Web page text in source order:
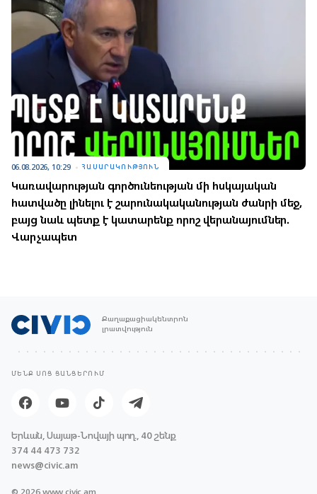
06.08.2026, 10:29 ՀԱՍԱՐԱԿՈՒԹՅՈՒՆ
Կառավարության գործունեության մի հսկայական
հատվածը լինելու է շարունակականության ժանրի մեջ,
բայց նաև պետք է կատարենք որոշ վերանայումներ.
Վարչապետ
Քաղաքացիակենտրոն
լրատվություն
ՄԵՆՔ ՍՈՑ ՑԱՆՑԵՐՈՒՄ
Երևան, Սայաթ-Նովայի պող., 40 շենք
374 44 473 732
news@civic.am